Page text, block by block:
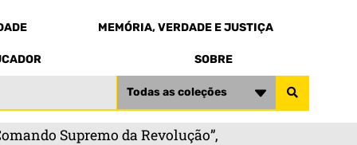
MEMÓRIA, VERDADE E JUSTIÇA
SOBRE
Todas as coleções
Supremo da Revolução”,